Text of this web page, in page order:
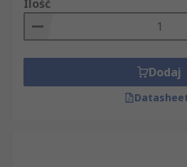
Ilość
Dodaj